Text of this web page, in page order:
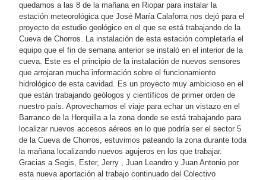
quedamos a las 8 de la mañana en Riopar para instalar la
estación meteorológica que José María Calaforra nos dejó para el
proyecto de estudio geológico en el que se está trabajando de la
Cueva de Chorros. La instalación de esta estación completaría el
equipo que el fin de semana anterior se instaló en el interior de la
cueva. Este es el principio de la instalación de nuevos sensores
que arrojaran mucha información sobre el funcionamiento
hidrológico de esta cavidad. Es un proyecto muy ambicioso en el
que están trabajando geólogos y científicos de primer orden de
nuestro país. Aprovechamos el viaje para echar un vistazo en el
Barranco de la Horquilla a la zona donde se está trabajando para
localizar nuevos accesos aéreos en lo que podría ser el sector 5
de la Cueva de Chorros, estuvimos pateando la zona durante toda
la mañana localizando nuevos agujeros en los que trabajar.
Gracias a Segis, Ester, Jerry , Juan Leandro y Juan Antonio por
esta nueva aportación al trabajo continuado del Colectivo